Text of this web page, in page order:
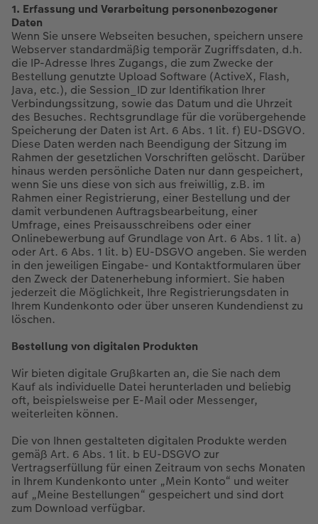
Webinare
CEWE myPhotos
Gestaltungsideen
Anleitungen & Hilfe
Inspiration
Neuheiten
Aktionen
CEWE myPhotos
Neuheiten
Aktionen
Extras
Willkommensschild
Wandgestaltung
Mehrteiler
im Wunschformat
Neuheiten
Extras
Aktionen
Postkarten
Karte mit Einsteckfoto
Einzelkarten
Digitale Grußkarte
CEWE myPhotos
Neuheiten
Aktionen
CEWE myPhotos
Neuheiten
Aktionen
Aktionen
Neuheiten
1. Erfassung und Verarbeitung personenbezogener
Daten
Wenn Sie unsere Webseiten besuchen, speichern unsere
Webserver standardmäßig temporär Zugriffsdaten, d.h.
die IP-Adresse Ihres Zugangs, die zum Zwecke der
Bestellung genutzte Upload Software (ActiveX, Flash,
Java, etc.), die Session_ID zur Identifikation Ihrer
Verbindungssitzung, sowie das Datum und die Uhrzeit
des Besuches. Rechtsgrundlage für die vorübergehende
Speicherung der Daten ist Art. 6 Abs. 1 lit. f) EU-DSGVO.
Diese Daten werden nach Beendigung der Sitzung im
Rahmen der gesetzlichen Vorschriften gelöscht. Darüber
hinaus werden persönliche Daten nur dann gespeichert,
wenn Sie uns diese von sich aus freiwillig, z.B. im
Rahmen einer Registrierung, einer Bestellung und der
damit verbundenen Auftragsbearbeitung, einer
Umfrage, eines Preisausschreibens oder einer
Onlinebewerbung auf Grundlage von Art. 6 Abs. 1 lit. a)
oder Art. 6 Abs. 1 lit. b) EU-DSGVO angeben. Sie werden
in den jeweiligen Eingabe- und Kontaktformularen über
den Zweck der Datenerhebung informiert. Sie haben
jederzeit die Möglichkeit, Ihre Registrierungsdaten in
Ihrem Kundenkonto oder über unseren Kundendienst zu
löschen.
Bestellung von digitalen Produkten
Wir bieten digitale Grußkarten an, die Sie nach dem
Kauf als individuelle Datei herunterladen und beliebig
oft, beispielsweise per E-Mail oder Messenger,
weiterleiten können.
Die von Ihnen gestalteten digitalen Produkte werden
gemäß Art. 6 Abs. 1 lit. b EU-DSGVO zur
Vertragserfüllung für einen Zeitraum von sechs Monaten
in Ihrem Kundenkonto unter „Mein Konto“ und weiter
auf „Meine Bestellungen“ gespeichert und sind dort
zum Download verfügbar.